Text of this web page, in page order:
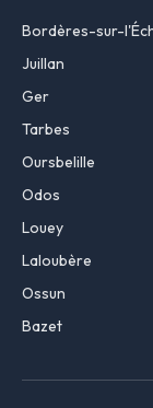
Bordères-sur-
Juillan
Ger
Tarbes
Oursbelille
Odos
Louey
Laloubère
Ossun
Bazet